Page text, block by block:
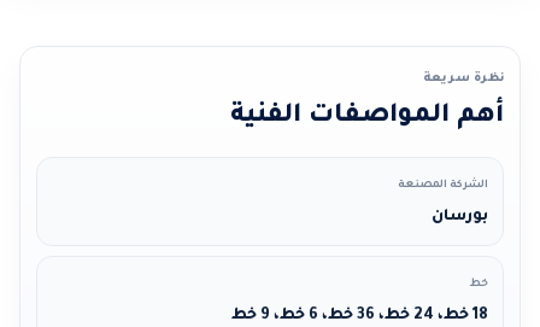
نظرة سريعة
أهم المواصفات الفنية
الشركة المصنعة
بورسان
خط
18 خط، 24 خط، 36 خط، 6 خط، 9 خط